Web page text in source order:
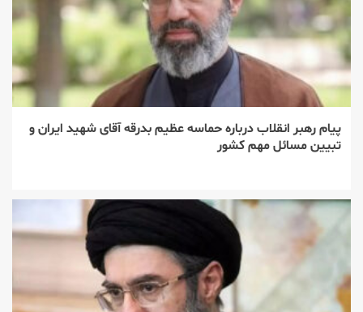
پیام رهبر انقلاب درباره حماسه عظیم بدرقه آقای شهید ایران و
تبیین مسائل مهم کشور